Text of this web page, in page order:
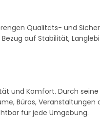
Qualitäts- und
auf Stabilität,
und Komfort. Durch
Büros,
für jede Umgebung.